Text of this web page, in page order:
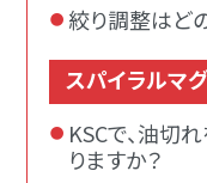
絞り調整はど
スパイラルマ
KSCで、油切
りますか？